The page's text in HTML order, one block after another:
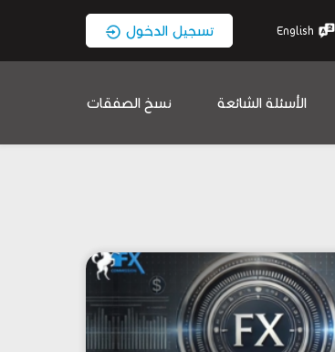
English تسجيل الدخول
الأسئلة الشائعة نسخ الصفقات